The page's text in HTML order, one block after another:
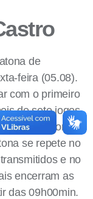
de
feira (05.08).
com o primeiro
de sete jogos,
de 15 horas
se repete no
e no
encerram as
das 09h00min.